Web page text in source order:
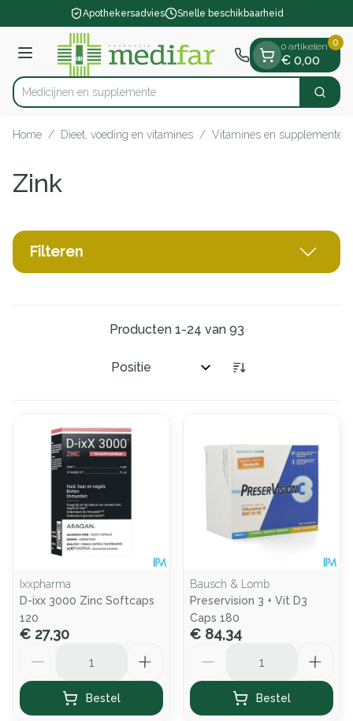
Ga naar de inhoudApothekersadvies Snelle beschikbaarheid
Menu
Product, merk, categorie...
Medici Zoek
0 artikelen
€ 0,00
0
Home / Dieet, voeding en vitamines / Vitamines en supplementen
Zink
Filteren
Producten 1-24 van 93
Sorteer op:
Ixxpharma
D-ixx 3000 Zinc Softcaps
120
€ 27,30
Bestel
Bausch & Lomb
Preservision 3 + Vit D3
Caps 180
€ 84,34
Bestel